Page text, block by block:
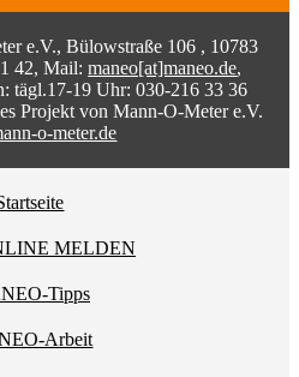
e.V., Bülowstraße 106 , 10783
42, Mail:maneo[at]maneo.de,
tägl.17-19 Uhr: 030-216 33 36
Projekt von Mann-O-Meter e.V.
o-meter.de
MELDEN
Tipps
Arbeit